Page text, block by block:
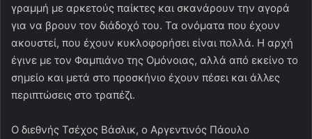
γραμμή με αρκετούς παίκτες και σκανάρουν την αγορά
για να βρουν τον διάδοχό του. Τα ονόματα που έχουν
ακουστεί, που έχουν κυκλοφορήσει είναι πολλά. Η αρχή
έγινε με τον Φαμπιάνο της Ομόνοιας, αλλά από εκείνο το
σημείο και μετά στο προσκήνιο έχουν πέσει και άλλες
περιπτώσεις στο τραπέζι.
Ο διεθνής Τσέχος Βάσλικ, ο Αργεντινός Πάουλο